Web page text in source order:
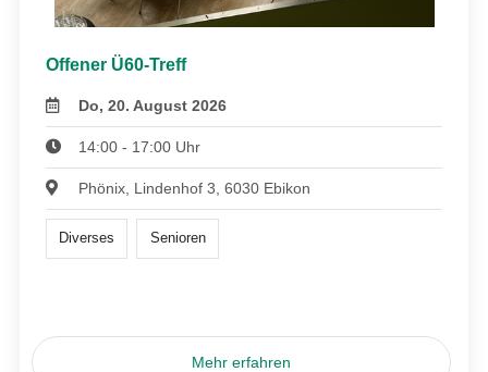
Offener Ü60-Treff
Do, 20. August 2026
14:00 - 17:00 Uhr
Phönix, Lindenhof 3, 6030 Ebikon
Diverses Senioren
Mehr erfahren